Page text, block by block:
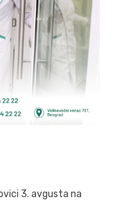
3. avgusta na